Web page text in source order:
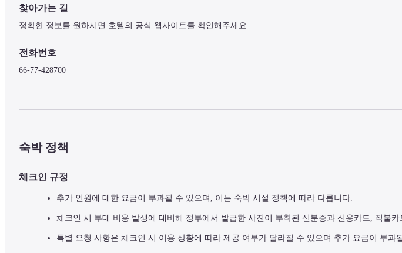
찾아가는 길
정확한 정보를 원하시면 호텔의 공식 웹사이트를 확인해주세요.
전화번호
66-77-428700
숙박 정책
체크인 규정
추가 인원에 대한 요금이 부과될 수 있으며, 이는 숙박 시설 정책에 따라 다릅니다.
체크인 시 부대 비용 발생에 대비해 정부에서 발급한 사진이 부착된 신분증과 신용카드, 직불
특별 요청 사항은 체크인 시 이용 상황에 따라 제공 여부가 달라질 수 있으며 추가 요금이 부과